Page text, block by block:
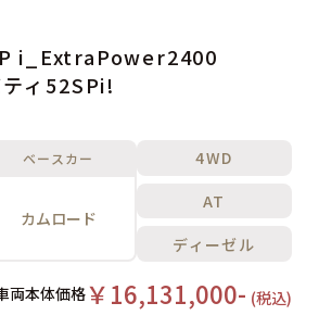
i_ExtraPower2400
ィ52SPi!
ベースカー
カムロード
4WD
AT
ディーゼル
両本体価格￥16,131,000- (税込)